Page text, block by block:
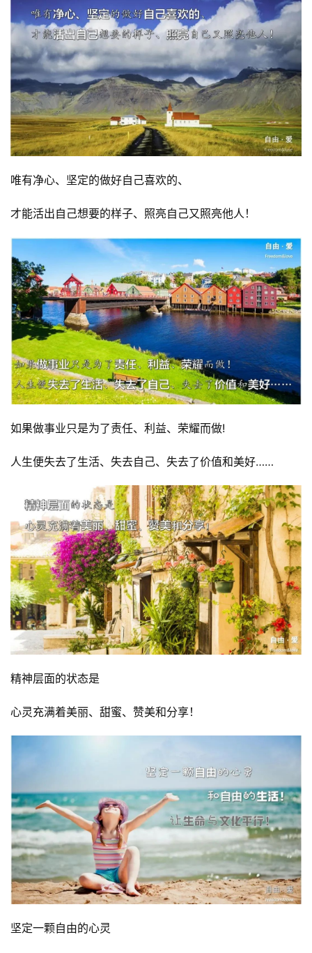
唯有净心、坚定的做好自己喜欢的、
才能活出自己想要的样子、照亮自己又照亮他人！
如果做事业只是为了责任、利益、荣耀而做!
人生便失去了生活、失去自己、失去了价值和美好……
精神层面的状态是
心灵充满着美丽、甜蜜、赞美和分享！
坚定一颗自由的心灵